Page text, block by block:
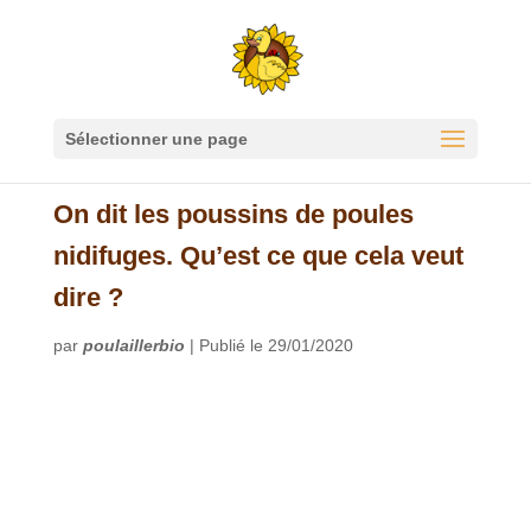
Sélectionner une page
On dit les poussins de poules
nidifuges. Qu’est ce que cela veut
dire ?
par poulaillerbio | Publié le 29/01/2020